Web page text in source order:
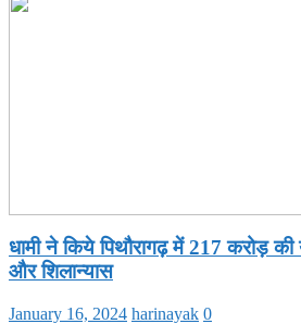
धामी ने किये पिथौरागढ़ में 217 करोड़
और शिलान्यास
January 16, 2024 harinayak 0